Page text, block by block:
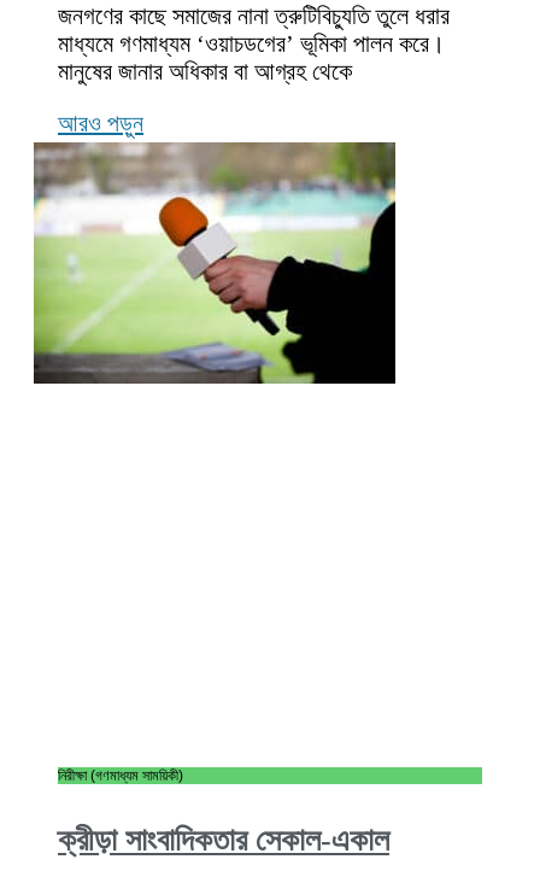
জনগণের কাছে সমাজের নানা ত্রুটিবিচ্যুতি তুলে ধরার
মাধ্যমে গণমাধ্যম ‘ওয়াচডগের’ ভূমিকা পালন করে।
মানুষের জানার অধিকার বা আগ্রহ থেকে
আরও পড়ুন
নিরীক্ষা (গণমাধ্যম সাময়িকী)
ক্রীড়া সাংবাদিকতার সেকাল-একাল